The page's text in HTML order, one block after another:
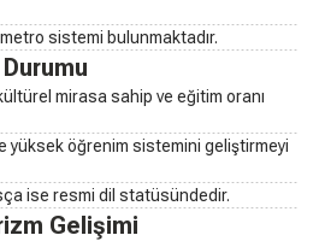
sistemi bulunmaktadır.
mirasa sahip ve eğitim oranı
yüksek öğrenim sistemini geliştirmeyi
ise resmi dil statüsündedir.
Gelişimi